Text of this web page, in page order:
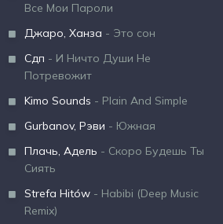
Все Мои Пароли
Джаро, Ханза - Это сон
Сдп - И Ничто Души Не
Потревожит
Kimo Sounds - Plain And Simple
Gurbanov, Рэви - Южная
Плачь, Адель - Скоро Будешь Ты
Сиять
Strefa Hitów - Habibi (Deep Music
Remix)